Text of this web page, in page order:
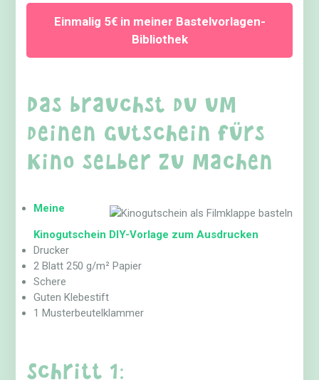
Einmalig 5€ in meiner Bastelvorlagen-
Bibliothek
Das brauchst du um
deinen Gutschein fürs
Kino selber zu machen
Meine
Kinogutschein DIY-Vorlage zum Ausdrucken
Drucker
2 Blatt 250 g/m² Papier
Schere
Guten Klebestift
1 Musterbeutelklammer
Schritt 1: